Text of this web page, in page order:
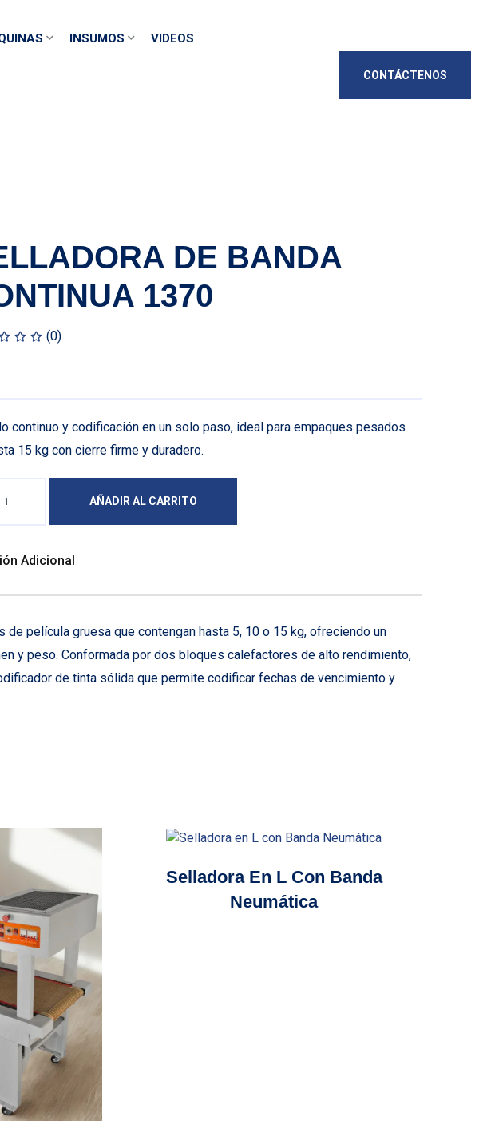
INSUMOS VIDEOS
CONTÁCTENOS
DE BANDA
1370
(0)
continuo y codificación en un solo paso, ideal para empaques pesados
15 kg con cierre firme y duradero.
AÑADIR AL CARRITO
Adicional
película gruesa que contengan hasta 5, 10 o 15 kg, ofreciendo un
y peso. Conformada por dos bloques calefactores de alto rendimiento,
de tinta sólida que permite codificar fechas de vencimiento y
Selladora En L Con Banda
Neumática